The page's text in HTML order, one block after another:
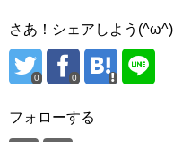
さあ！シェアしよう(^ω^)
0 0
フォローする